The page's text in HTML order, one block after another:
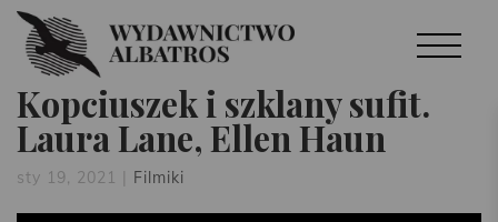
Kopciuszek i szklany sufit.
Laura Lane, Ellen Haun
sty 19, 2021 | Filmiki